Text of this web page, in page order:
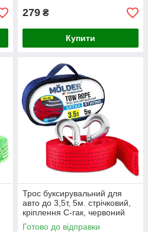
279 ₴
Купити
Трос буксирувальний для
авто до 3,5т, 5м. стрічковий,
кріплення С-гак, червоний
Molder MA21355
Готово до відправки